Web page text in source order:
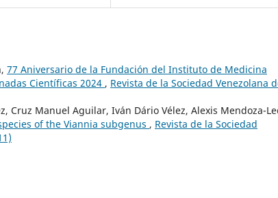
77 Aniversario de la Fundación del Instituto de Medicina
Científicas 2024 , Revista de la Sociedad Venezolana
Cruz Manuel Aguilar, Iván Dário Vélez, Alexis Mendoza-
of the Viannia subgenus , Revista de la Sociedad